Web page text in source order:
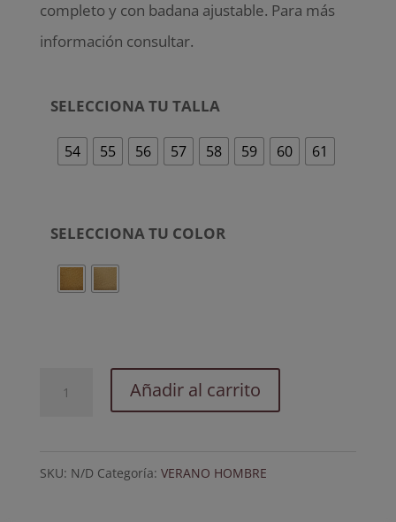
completo y con badana ajustable. Para más
información consultar.
SELECCIONA TU TALLA
54 55 56 57 58 59 60 61
SELECCIONA TU COLOR
cinta
Añadir al carrito
SKU: N/D Categoría: VERANO HOMBRE